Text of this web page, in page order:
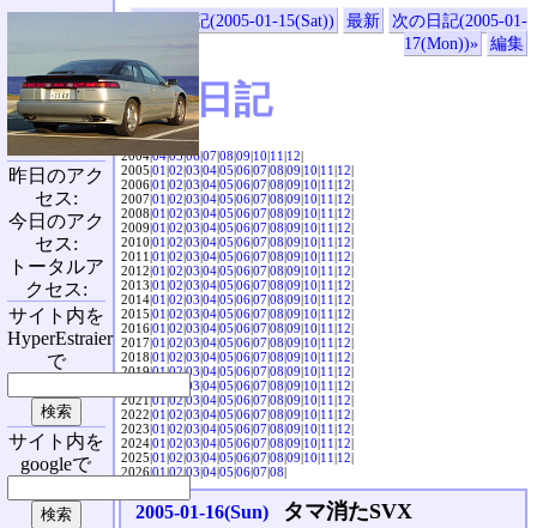
«前の日記(2005-01-15(Sat)) 最新
次の日記(2005-01-
17(Mon))»
編集
SVX日記
2004|04|05|06|07|08|09|10|11|12|
2005|01|02|03|04|05|06|07|08|09|10|11|12|
2006|01|02|03|04|05|06|07|08|09|10|11|12|
2007|01|02|03|04|05|06|07|08|09|10|11|12|
2008|01|02|03|04|05|06|07|08|09|10|11|12|
2009|01|02|03|04|05|06|07|08|09|10|11|12|
2010|01|02|03|04|05|06|07|08|09|10|11|12|
2011|01|02|03|04|05|06|07|08|09|10|11|12|
2012|01|02|03|04|05|06|07|08|09|10|11|12|
2013|01|02|03|04|05|06|07|08|09|10|11|12|
2014|01|02|03|04|05|06|07|08|09|10|11|12|
2015|01|02|03|04|05|06|07|08|09|10|11|12|
2016|01|02|03|04|05|06|07|08|09|10|11|12|
2017|01|02|03|04|05|06|07|08|09|10|11|12|
2018|01|02|03|04|05|06|07|08|09|10|11|12|
2019|01|02|03|04|05|06|07|08|09|10|11|12|
03|04|05|06|07|08|09|10|11|12|
2021|01|02|03|04|05|06|07|08|09|10|11|12|
2022|01|02|03|04|05|06|07|08|09|10|11|12|
2023|01|02|03|04|05|06|07|08|09|10|11|12|
2024|01|02|03|04|05|06|07|08|09|10|11|12|
2025|01|02|03|04|05|06|07|08|09|10|11|12|
2026|01|02|03|04|05|06|07|08|
2005-01-16(Sun) タマ消たSVX
昨日のアク
セス:
今日のアク
セス:
トータルア
クセス:
サイト内を
HyperEstraier
で
サイト内を
googleで